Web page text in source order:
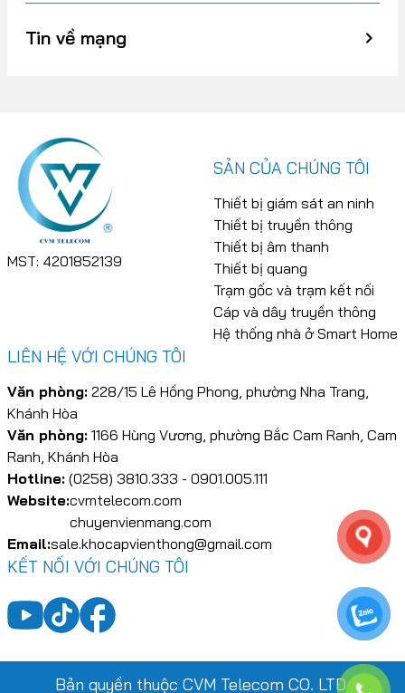
Tin về mạng
MST: 4201852139
SẢN CỦA CHÚNG TÔI
Thiết bị giám sát an ninh
Thiết bị truyền thông
Thiết bị âm thanh
Thiết bị quang
Trạm gốc và trạm kết nối
Cáp và dây truyền thông
Hệ thống nhà ở Smart Home
LIÊN HỆ VỚI CHÚNG TÔI
Văn phòng: 228/15 Lê Hồng Phong, phường Nha Trang,
Khánh Hòa
Văn phòng: 1166 Hùng Vương, phường Bắc Cam Ranh, Cam
Ranh, Khánh Hòa
Hotline: (0258) 3810.333 - 0901.005.111
Website:cvmtelecom.com
chuyenvienmang.com
Email:sale.khocapvienthong@gmail.com
KẾT NỐI VỚI CHÚNG TÔI
Bản quyền thuộc CVM Telecom CO. LTD.